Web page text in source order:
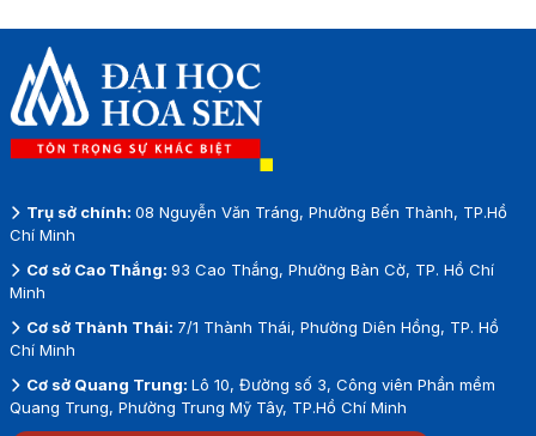
phát triển nghề
nghiệp
Trụ sở chính: 08 Nguyễn Văn Tráng, Phường Bến Thành, TP.Hồ
Chí Minh
Cơ sở Cao Thắng: 93 Cao Thắng, Phường Bàn Cờ, TP. Hồ Chí
Minh
Cơ sở Thành Thái: 7/1 Thành Thái, Phường Diên Hồng, TP. Hồ
Chí Minh
Cơ sở Quang Trung: Lô 10, Đường số 3, Công viên Phần mềm
Quang Trung, Phường Trung Mỹ Tây, TP.Hồ Chí Minh